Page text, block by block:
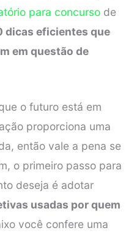
para concurso de
dicas eficientes que
em questão de
o futuro está em
proporciona uma
então vale a pena se
o primeiro passo para
deseja é adotar
usadas por quem
você confere uma